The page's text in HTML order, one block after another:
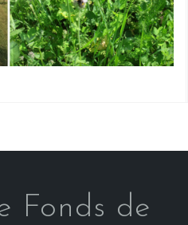
Fonds de